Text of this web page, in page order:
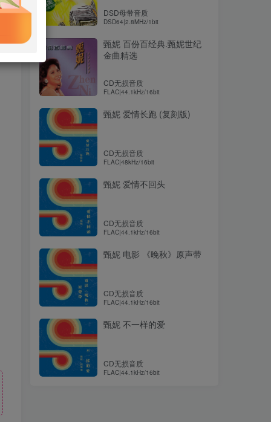
DSD母带音质
DSD64|2.8MHz/1bit
甄妮 百份百经典.甄妮世纪
金曲精选
CD无损音质
FLAC|44.1kHz/16bit
甄妮 爱情长跑 (复刻版)
CD无损音质
FLAC|48kHz/16bit
甄妮 爱情不回头
CD无损音质
FLAC|44.1kHz/16bit
甄妮 电影 《晚秋》原声带
CD无损音质
FLAC|44.1kHz/16bit
甄妮 不一样的爱
CD无损音质
FLAC|44.1kHz/16bit